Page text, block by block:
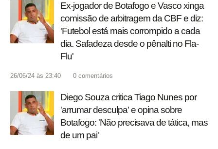
Ex-jogador de Botafogo e Vasco xinga
comissão de arbitragem da CBF e diz:
'Futebol está mais corrompido a cada
dia. Safadeza desde o pênalti no Fla-
Flu'
26/06/24 às 23:40 0 comentários
Diego Souza critica Tiago Nunes por
'arrumar desculpa' e opina sobre
Botafogo: 'Não precisava de tática, mas
de um pai'